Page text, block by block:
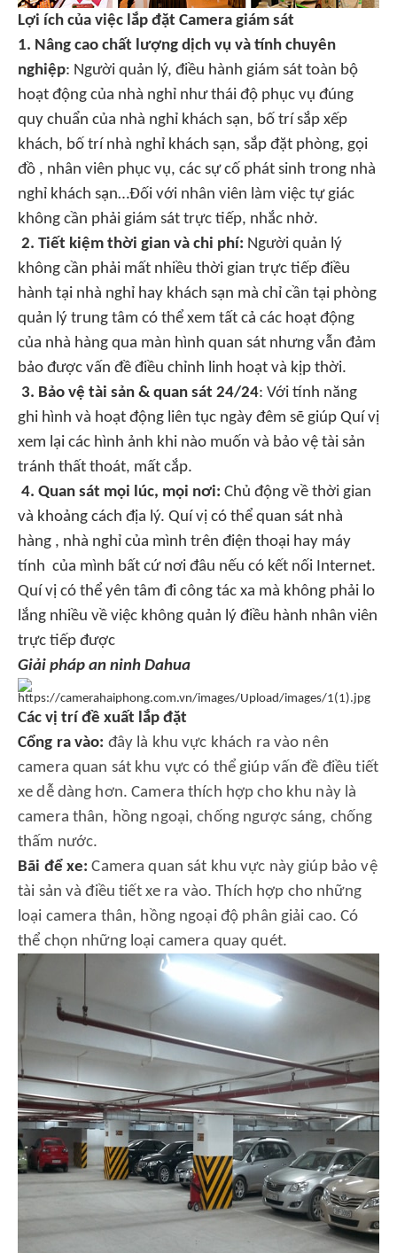
Lợi ích của việc lắp đặt Camera giám sát
1. Nâng cao chất lượng dịch vụ và tính chuyên
nghiệp: Người quản lý, điều hành giám sát toàn bộ
hoạt động của nhà nghỉ như thái độ phục vụ đúng
quy chuẩn của nhà nghỉ khách sạn, bố trí sắp xếp
khách, bố trí nhà nghỉ khách sạn, sắp đặt phòng, gọi
đồ , nhân viên phục vụ, các sự cố phát sinh trong nhà
nghỉ khách sạn…Đối với nhân viên làm việc tự giác
không cần phải giám sát trực tiếp, nhắc nhở.
2. Tiết kiệm thời gian và chi phí: Người quản lý
không cần phải mất nhiều thời gian trực tiếp điều
hành tại nhà nghỉ hay khách sạn mà chỉ cần tại phòng
quản lý trung tâm có thể xem tất cả các hoạt động
của nhà hàng qua màn hình quan sát nhưng vẫn đảm
bảo được vấn đề điều chỉnh linh hoạt và kịp thời.
3. Bảo vệ tài sản & quan sát 24/24: Với tính năng
ghi hình và hoạt động liên tục ngày đêm sẽ giúp Quí vị
xem lại các hình ảnh khi nào muốn và bảo vệ tài sản
tránh thất thoát, mất cắp.
4. Quan sát mọi lúc, mọi nơi: Chủ động về thời gian
và khoảng cách địa lý. Quí vị có thể quan sát nhà
hàng , nhà nghỉ của mình trên điện thoại hay máy
tính của mình bất cứ nơi đâu nếu có kết nối Internet.
Quí vị có thể yên tâm đi công tác xa mà không phải lo
lắng nhiều về việc không quản lý điều hành nhân viên
trực tiếp được
Giải pháp an ninh Dahua
Các vị trí đề xuất lắp đặt
Cổng ra vào: đây là khu vực khách ra vào nên
camera quan sát khu vực có thể giúp vấn đề điều tiết
xe dễ dàng hơn. Camera thích hợp cho khu này là
camera thân, hồng ngoại, chống ngược sáng, chống
thấm nước.
Bãi để xe:Camera quan sát khu vực này giúp bảo vệ
tài sản và điều tiết xe ra vào. Thích hợp cho những
loại camera thân, hồng ngoại độ phân giải cao. Có
thể chọn những loại camera quay quét.